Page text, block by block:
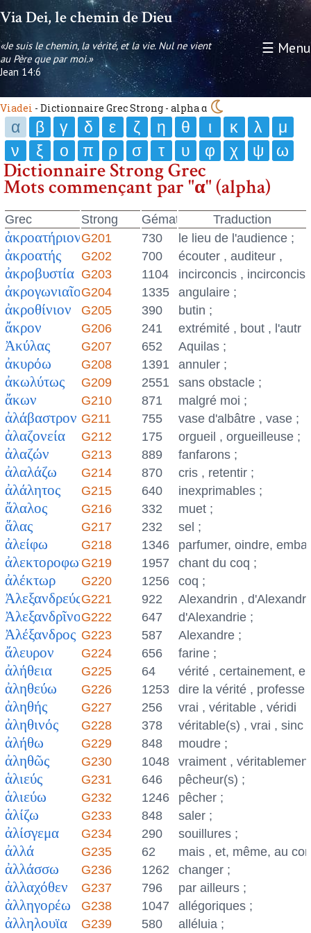
Via Dei, le chemin de Dieu
«Je suis le chemin, la vérité, et la vie. Nul ne vient
au Père que par moi.»
Jean 14:6
☰ Menu
Viadei - Dictionnaire Grec Strong - alpha α
α β γ δ ε ζ η θ ι κ λ
μ
ν
ξ ο π ρ σ τ υ φ χ ψ ω
Dictionnaire Strong Grec
Mots commençant par "α" (alpha)
Grec Strong Gématrie Traduction
ἀκροατήριονG201 730 le lieu de l'audience ;
ἀκροατής G202 700 écouter , auditeur ,
ἀκροβυστία G203 1104 incirconcis ,
ἀκρογωνιαῖοςG204 1335 angulaire ;
ἀκροθίνιον G205 390 butin ;
ἄκρον G206 241 extrémité , bout , l'autr
Ἀκύλας G207 652 Aquilas ;
ἀκυρόω G208 1391 annuler ;
ἀκωλύτως G209 2551 sans obstacle ;
ἄκων G210 871 malgré moi ;
ἀλάβαστρον G211 755 vase d'albâtre , vase ;
ἀλαζονεία G212 175 orgueil , orgueilleuse ;
ἀλαζών G213 889 fanfarons ;
ἀλαλάζω G214 870 cris , retentir ;
ἀλάλητος G215 640 inexprimables ;
ἄλαλος G216 332 muet ;
ἅλας G217 232 sel ;
ἀλείφω G218 1346 parfumer, oindre,
ἀλεκτοροφωνίαG219 1957 chant du coq ;
ἀλέκτωρ G220 1256 coq ;
ἈλεξανδρεύςG221 922 Alexandrin ,
ἈλεξανδρῖνοςG222 647 d'Alexandrie ;
Ἀλέξανδρος G223 587 Alexandre ;
ἄλευρον G224 656 farine ;
ἀλήθεια G225 64 vérité , certainement,
ἀληθεύω G226 1253 dire la vérité , professe
ἀληθής G227 256 vrai , véritable , véridi
ἀληθινός G228 378 véritable(s) , vrai , sinc
ἀλήθω G229 848 moudre ;
ἀληθῶς G230 1048 vraiment ,
ἁλιεύς G231 646 pêcheur(s) ;
ἁλιεύω G232 1246 pêcher ;
ἁλίζω G233 848 saler ;
ἀλίσγεμα G234 290 souillures ;
ἀλλά G235 62 mais , et, même, au
ἀλλάσσω G236 1262 changer ;
ἀλλαχόθεν G237 796 par ailleurs ;
ἀλληγορέω G238 1047 allégoriques ;
ἀλληλουϊα G239 580 alléluia ;